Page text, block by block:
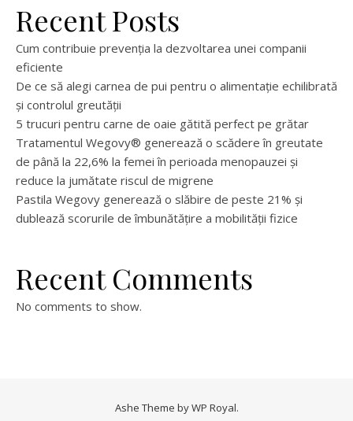
Recent Posts
Cum contribuie prevenția la dezvoltarea unei companii
eficiente
De ce să alegi carnea de pui pentru o alimentație echilibrată
și controlul greutății
5 trucuri pentru carne de oaie gătită perfect pe grătar
Tratamentul Wegovy® generează o scădere în greutate
de până la 22,6% la femei în perioada menopauzei și
reduce la jumătate riscul de migrene
Pastila Wegovy generează o slăbire de peste 21% și
dublează scorurile de îmbunătățire a mobilității fizice
Recent Comments
No comments to show.
Ashe Theme byWP Royal.